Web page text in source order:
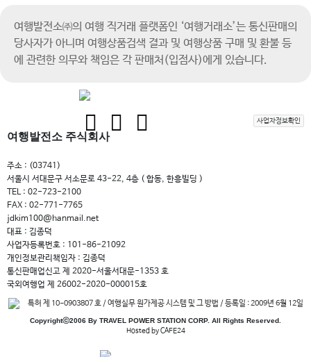
여행발전소㈜의 여행 직거래 플랫폼인 ‘여행거래소’는 통신판매의
당사자가 아니며 여행상품검색 결과 및 여행상품 구매 및 환불 등
에 관련한 의무와 책임은 각 판매처(입점사)에게 있습니다.
여행발전소 주식회사
사업자정보확인
주소 : (03741)
서울시 서대문구 서소문로 43-22, 4층 ( 합동, 한흥빌딩 )
TEL : 02-723-2100
FAX : 02-771-7765
jdkim100@hanmail.net
대표 : 김종덕
사업자등록번호 : 101-86-21092
개인정보관리책임자 : 김종덕
통신판매업신고 제 2020-서울서대문-1353 호
국외여행업 제 26002-2020-000015호
특허 제 10-0903807 호 / 여행실무 원가제공 시스템 및 그 방법 / 등록일 : 2009년 6월 12일
Copyrightⓒ2006 By TRAVEL POWER STATION CORP. All Rights Reserved.
Hosted by CAFE24